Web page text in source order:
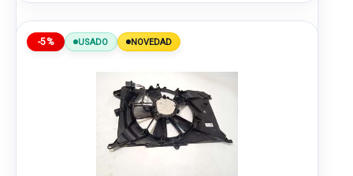
-5% USADO NOVEDAD